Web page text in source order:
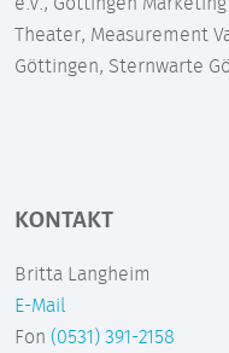
Theater, Measurement
Göttingen, Sternwarte
KONTAKT
Britta Langheim
E-Mail
Fon (0531) 391-2158